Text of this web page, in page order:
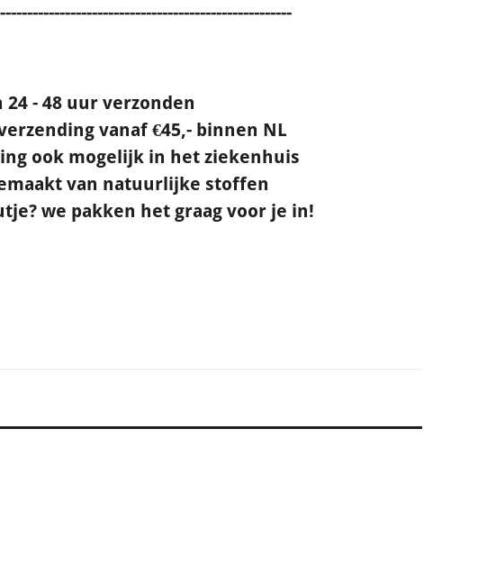
24 - 48 uur verzonden
vanaf €45,- binnen NL
ook mogelijk in het ziekenhuis
van natuurlijke stoffen
we pakken het graag voor je in!